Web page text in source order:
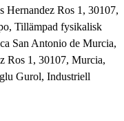
Ros 1, 30107,
Tillämpad fysikalisk
San Antonio de Murcia,
Ros 1, 30107, Murcia,
Gurol, Industriell